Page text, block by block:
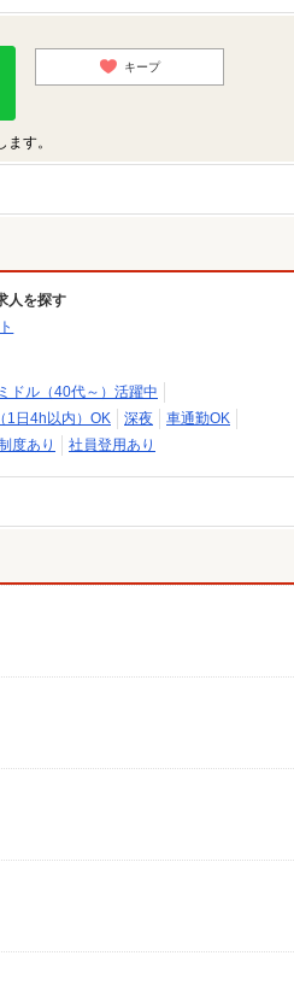
キープ
す。
人を探す
ミドル（40代～）活躍中
1日4h以内）OK 深夜
車通勤OK
度あり 社員登用あり